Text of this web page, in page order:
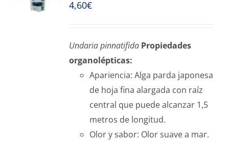
4,60€
Undaria pinnatifida Propiedades
organolépticas:
Apariencia: Alga parda japonesa
de hoja fina alargada con raíz
central que puede alcanzar 1,5
metros de longitud.
Olor y sabor: Olor suave a mar.